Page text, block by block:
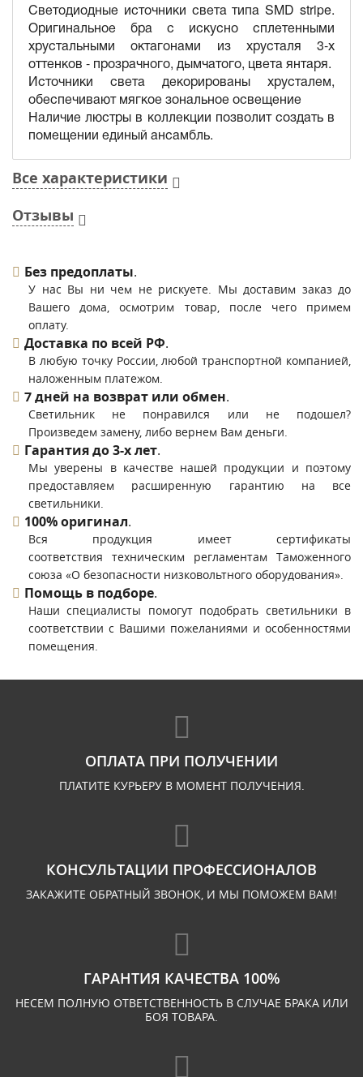
Светодиодные источники света типа SMD stripe.
Оригинальное бра с искусно сплетенными
хрустальными октагонами из хрусталя 3-х
оттенков - прозрачного, дымчатого, цвета янтаря.
Источники света декорированы хрусталем,
обеспечивают мягкое зональное освещение
Наличие люстры в коллекции позволит создать в
помещении единый ансамбль.
Все характеристики
Отзывы
Без предоплаты.
У нас Вы ни чем не рискуете. Мы доставим заказ до
Вашего дома, осмотрим товар, после чего примем
оплату.
Доставка по всей РФ.
В любую точку России, любой транспортной компанией,
наложенным платежом.
7 дней на возврат или обмен.
Светильник не понравился или не подошел?
Произведем замену, либо вернем Вам деньги.
Гарантия до 3-х лет.
Мы уверены в качестве нашей продукции и поэтому
предоставляем расширенную гарантию на все
светильники.
100% оригинал.
Вся продукция имеет сертификаты
соответствия техническим регламентам Таможенного
союза «О безопасности низковольтного оборудования».
Помощь в подборе.
Наши специалисты помогут подобрать светильники в
соответствии с Вашими пожеланиями и особенностями
помещения.
ОПЛАТА ПРИ ПОЛУЧЕНИИ
ПЛАТИТЕ КУРЬЕРУ В МОМЕНТ ПОЛУЧЕНИЯ.
КОНСУЛЬТАЦИИ ПРОФЕССИОНАЛОВ
ЗАКАЖИТЕ ОБРАТНЫЙ ЗВОНОК, И МЫ ПОМОЖЕМ ВАМ!
ГАРАНТИЯ КАЧЕСТВА 100%
НЕСЕМ ПОЛНУЮ ОТВЕТСТВЕННОСТЬ В СЛУЧАЕ БРАКА ИЛИ
БОЯ ТОВАРА.